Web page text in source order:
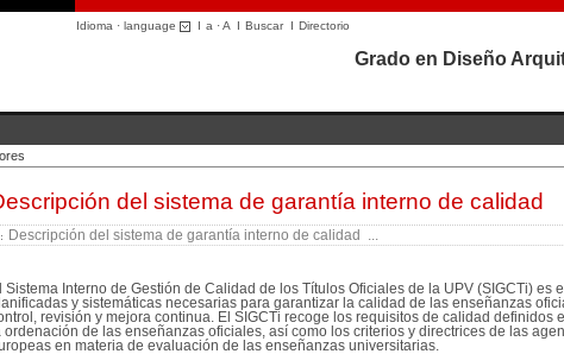
Idioma · language I a ·A I BuscarI Directorio
Grado en Diseño
del sistema de garantía interno de calidad
Descripción del sistema de garantía interno de calidad ...
Sistema Interno de Gestión de Calidad de los Títulos Oficiales de la UPV (SIGCTi) es
y sistemáticas necesarias para garantizar la calidad de las enseñanzas
revisión y mejora continua. El SIGCTi recoge los requisitos de calidad definidos
ordenación de las enseñanzas oficiales, así como los criterios y directrices de las
en materia de evaluación de las enseñanzas universitarias.